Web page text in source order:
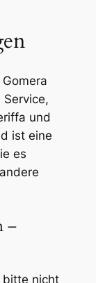
und
ist eine
es
–
bitte nicht